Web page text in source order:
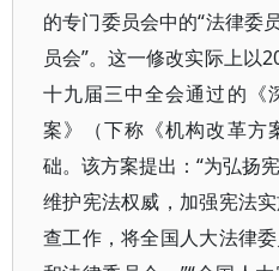
的专门委员会中的“法律委
员会”。这一修改实际上以
十九届三中全会通过的《
案》（下称《机构改革方
础。该方案提出：“为弘扬
维护宪法权威，加强宪法
查工作，将全国人大法律